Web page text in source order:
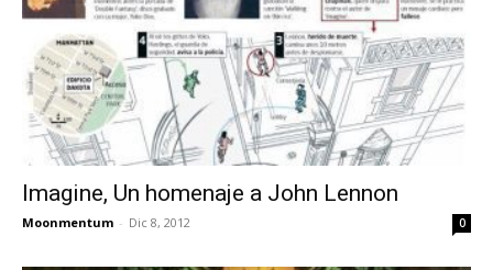
Imagine, Un homenaje a John Lennon
Moonmentum - Dic 8, 2012 0